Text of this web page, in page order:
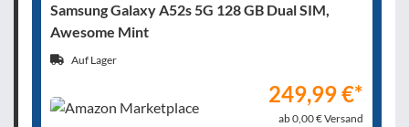
Samsung Galaxy A52s 5G 128 GB Dual SIM,
Awesome Mint
249,99 €*
ab 0,00 € Versand
Auf Lager